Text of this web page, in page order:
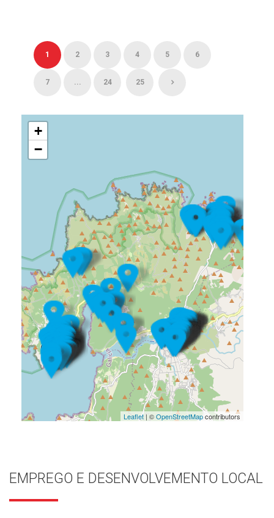
1 2 3 4 5 6
7 ... 24 25
+
−
Leaflet| ©OpenStreetMapcontributors
EMPREGO E DESENVOLVEMENTO LOCAL